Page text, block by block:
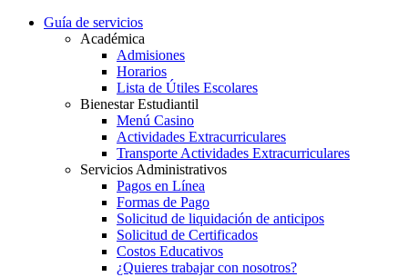
Guía de servicios
Académica
Admisiones
Horarios
Lista de Útiles Escolares
Bienestar Estudiantil
Menú Casino
Actividades Extracurriculares
Transporte Actividades Extracurriculares
Servicios Administrativos
Pagos en Línea
Formas de Pago
Solicitud de liquidación de anticipos
Solicitud de Certificados
Costos Educativos
¿Quieres trabajar con nosotros?